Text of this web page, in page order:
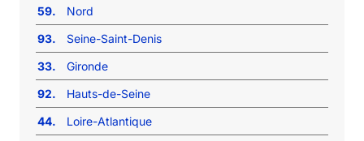
59.
Nord
93.
Seine-Saint-Denis
33.
Gironde
92.
Hauts-de-Seine
44.
Loire-Atlantique